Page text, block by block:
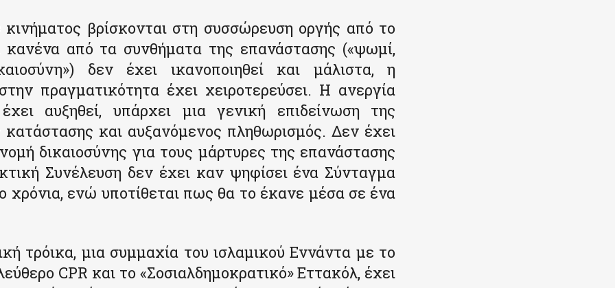
κινήματος βρίσκονται στη συσσώρευση οργής από το
κανένα από τα συνθήματα της επανάστασης («ψωμί,
δεν έχει ικανοποιηθεί και μάλιστα, η
πραγματικότητα έχει χειροτερεύσει. Η ανεργία
αυξηθεί, υπάρχει μια γενική επιδείνωση της
κατάστασης και αυξανόμενος πληθωρισμός. Δεν έχει
δικαιοσύνης για τους μάρτυρες της επανάστασης
Συνέλευση δεν έχει καν ψηφίσει ένα Σύνταγμα
χρόνια, ενώ υποτίθεται πως θα το έκανε μέσα σε ένα
τρόικα, μια συμμαχία του ισλαμικού Εννάντα με το
CPR και το «Σοσιαλδημοκρατικό» Εττακόλ, έχει